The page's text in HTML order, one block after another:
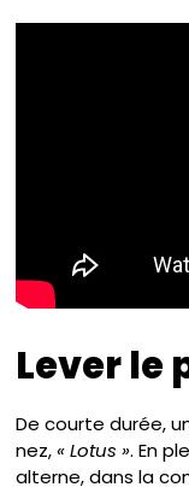
Lever le
De courte durée,
nez,« Lotus ». En
alterne, dans la